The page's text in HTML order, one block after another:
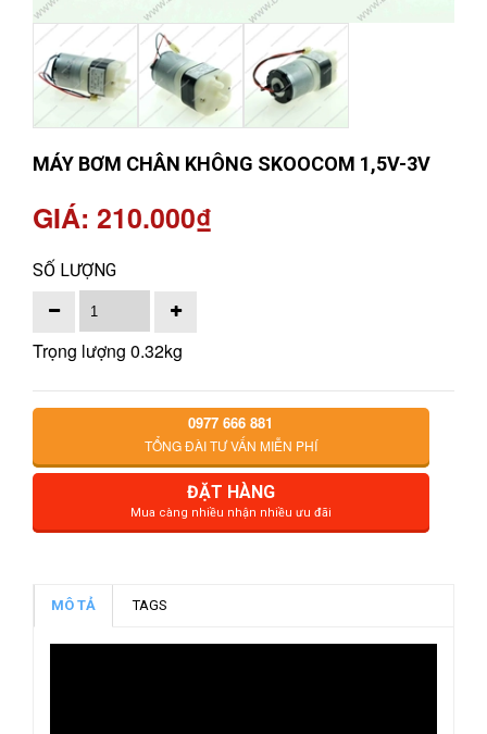
MÁY BƠM CHÂN KHÔNG SKOOCOM 1,5V-3V
GIÁ: 210.000₫
SỐ LƯỢNG
Trọng lượng 0.32kg
0977 666 881
TỔNG ĐÀI TƯ VẤN MIỄN PHÍ
ĐẶT HÀNG
Mua càng nhiều nhận nhiều ưu đãi
MÔ TẢ TAGS